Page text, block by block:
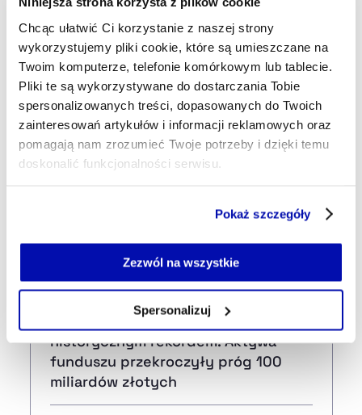
Chcąc ułatwić Ci korzystanie z naszej strony
wykorzystujemy pliki cookie, które są umieszczane na
Twoim komputerze, telefonie komórkowym lub tablecie.
Pliki te są wykorzystywane do dostarczania Tobie
spersonalizowanych treści, dopasowanych do Twoich
zainteresowań artykułów i informacji reklamowych oraz
pomagają nam zrozumieć Twoje potrzeby i dzięki temu
doskonalić funkcjonalności serwisu.
Jeżeli nie wyrażasz zgody na zapisywanie plików cookie,
możesz łatwo zarządzać swoimi uprawnieniami, np. we
własnej przeglądarce internetowej lub po wybraniu opcji
naszej Polityce Prywatności.
Pokaż szczegóły
Zezwól na wszystkie
Spersonalizuj
Najnowsze
Nationale-Nederlanden OFE z
historycznym rekordem. Aktywa
funduszu przekroczyły próg 100
miliardów złotych
Tagi GOSPODARKA LOTNISKA LOTNISKO W RADOMIU
Udostępnij Kopiuj link artykułu
Udostępnij na LinkedIn
Udostępnij na Twitterze
Udostępnij na
Udostępnij
Strona główna Na żywo
Trwają rozmowy z wojskiem
ws. kosztów lotniska w Radomiu